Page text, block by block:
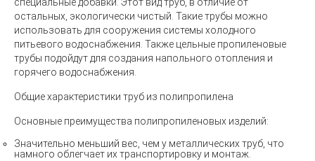
остальных, экологически чистый. Такие трубы можно
использовать для сооружения системы холодного
питьевого водоснабжения. Также цельные пропиленовые
трубы подойдут для создания напольного отопления и
горячего водоснабжения.
Общие характеристики труб из полипропилена
Основные преимущества полипропиленовых изделий:
Значительно меньший вес, чем у металлических труб, что
намного облегчает их транспортировку и монтаж.